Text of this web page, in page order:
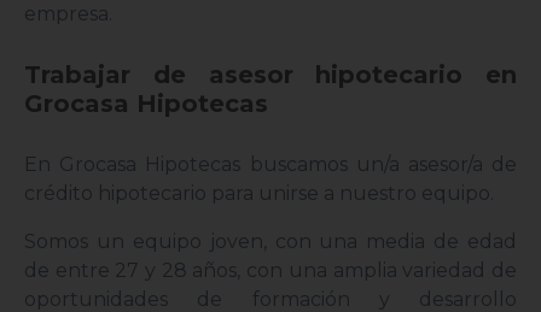
empresa.
Trabajar de asesor hipotecario en
Grocasa Hipotecas
En Grocasa Hipotecas buscamos un/a asesor/a de
crédito hipotecario para unirse a nuestro equipo.
Somos un equipo joven, con una media de edad
de entre 27 y 28 años, con una amplia variedad de
oportunidades de formación y desarrollo